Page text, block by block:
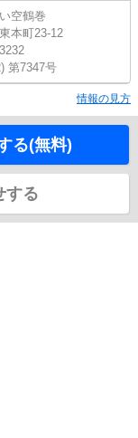
空鶴巻
本町23-12
第7347号
情報の見方
る(無料)
する